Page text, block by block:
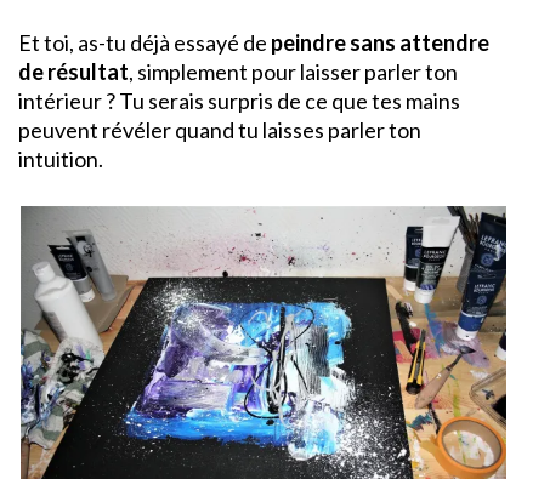
Et toi, as-tu déjà essayé de peindre sans attendre
de résultat, simplement pour laisser parler ton
intérieur ? Tu serais surpris de ce que tes mains
peuvent révéler quand tu laisses parler ton
intuition.